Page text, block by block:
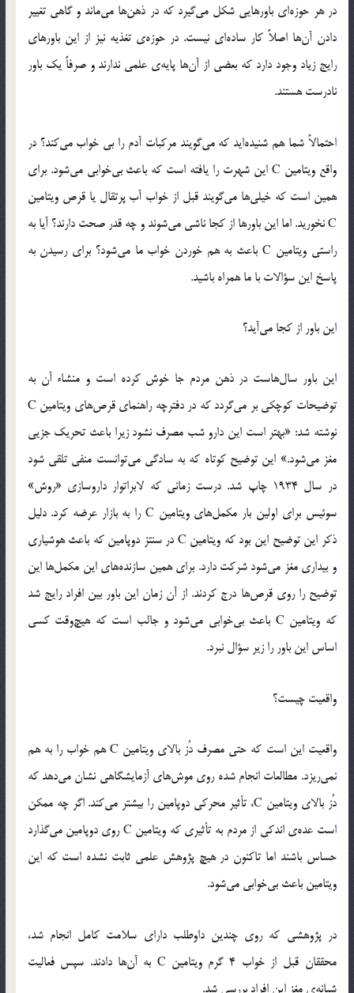
در هر حوزه‌ای باورهایی شکل می‌گیرد که در ذهن‌ها می‌ماند و گاهی تغییر
دادن آن‌ها اصلاً کار ساده‌ای نیست. در حوزه‌ی تغذیه نیز از این باورهای
رایج زیاد وجود دارد که بعضی از آن‌ها پایه‌ی علمی ندارند و صرفاً یک باور
نادرست هستند.
احتمالاً شما هم شنیده‌اید که می‌گویند مرکبات آدم را بی خواب می‌کند؟ در
واقع ویتامین C این شهرت را یافته است که باعث بی‌خوابی می‌شود. برای
همین است که خیلی‌ها می‌گویند قبل از خواب آب پرتقال یا قرص ویتامین
C نخورید. اما این باورها از کجا ناشی می‌شوند و چه قدر صحت دارند؟ آیا به
راستی ویتامین C باعث به هم خوردن خواب ما می‌شود؟ برای رسیدن به
پاسخ این سؤالات با ما همراه باشید.
این باور از کجا می‌آید؟
این باور سال‌هاست در ذهن مردم جا خوش کرده است و منشاء آن به
توضیحات کوچکی بر می‌گردد که در دفترچه راهنمای قرص‌های ویتامین C
نوشته شد: «بهتر است این دارو شب مصرف نشود زیرا باعث تحریک جزیی
مغز می‌شود.» این توضیح کوتاه که به سادگی می‌توانست منفی تلقی شود
در سال 1934 چاپ شد. درست زمانی که لابراتوار داروسازی «روش»
سوئیس برای اولین بار مکمل‌های ویتامین C را به بازار عرضه کرد. دلیل
ذکر این توضیح این بود که ویتامین C در سنتز دوپامین که باعث هوشیاری
و بیداری مغز می‌شود شرکت دارد. برای همین سازنده‌های این مکمل‌ها این
توضیح را روی قرص‌ها درج کردند. از آن زمان این باور بین افراد رایج شد
که ویتامین C باعث بی‌خوابی می‌شود و جالب است که هیچ‌وقت کسی
اساس این باور را زیر سؤال نبرد.
واقعیت چیست؟
واقعیت این است که حتی مصرف دُز بالای ویتامین C هم خواب را به هم
نمی‌ریزد. مطالعات انجام شده روی موش‌های آزمایشگاهی نشان می‌دهد که
دُز بالای ویتامین C، تأثیر محرکی دوپامین را بیشتر می‌کند. اگر چه ممکن
است عده‌ی اندکی از مردم به تأثیری که ویتامین C روی دوپامین می‌گذارد
حساس باشند اما تاکنون در هیچ پژوهش علمی ثابت نشده است که این
ویتامین باعث بی‌خوابی می‌شود.
در پژوهشی که روی چندین داوطلب دارای سلامت کامل انجام شد،
محققان قبل از خواب 4 گرم ویتامین C به آن‌ها دادند. سپس فعالیت
شبانه‌ی مغز این افراد بررسی شد.